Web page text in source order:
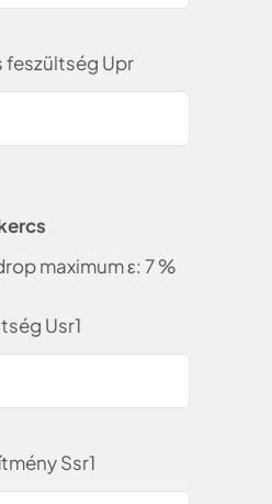
feszültség Upr
maximum ε: 7 %
Usr1
Ssr1